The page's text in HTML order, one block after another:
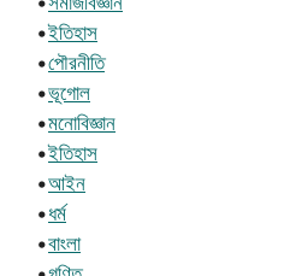
•ইতিহাস
•পৌরনীতি
•ভূগোল
•মনোবিজ্ঞান
•ইতিহাস
•আইন
•ধর্ম
•বাংলা